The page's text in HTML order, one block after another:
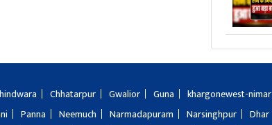
Chhatarpur Gwalior Guna khargonewest-nimar
Panna Neemuch Narmadapuram Narsinghpur Dhar